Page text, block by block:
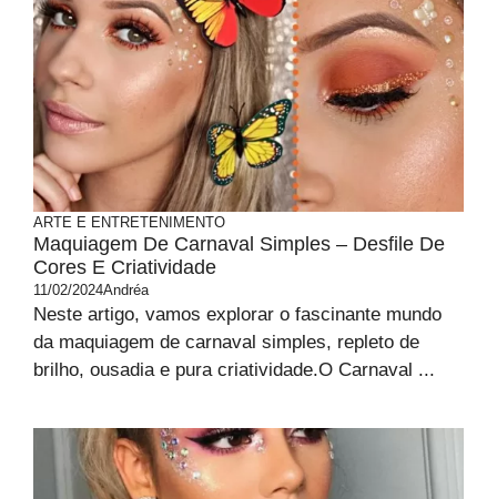
ARTE E ENTRETENIMENTO
Maquiagem De Carnaval Simples – Desfile De
Cores E Criatividade
11/02/2024Andréa
Neste artigo, vamos explorar o fascinante mundo
da maquiagem de carnaval simples, repleto de
brilho, ousadia e pura criatividade.O Carnaval ...